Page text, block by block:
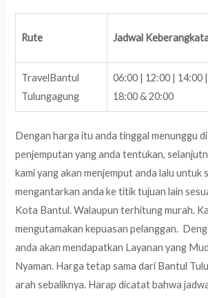
Rute Jadwal
TravelBantul
Tulungagung
06:00 | 12:00 | 14:00 |
18:00 & 20:00
Dengan harga itu anda tinggal menunggu
penjemputan yang anda tentukan,
kami yang akan menjemput anda lalu untuk
mengantarkan anda ke titik tujuan lain
Kota Bantul. Walaupun terhitung murah.
mengutamakan kepuasan pelanggan.
anda akan mendapatkan Layanan yang
Nyaman. Harga tetap sama dari Bantul
arah sebaliknya. Harap dicatat bahwa